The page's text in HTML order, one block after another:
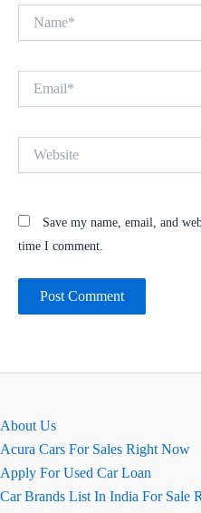
Save my name, email, and
time I comment.
About Us
Acura Cars For Sales Right Now
Apply For Used Car Loan
Car Brands List In India For Sale